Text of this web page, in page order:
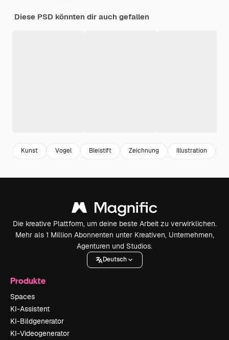
Diese PSD könnten dir auch gefallen
Kunst Vogel Bleistift Zeichnung Illustration
Die kreative Plattform, um deine beste Arbeit zu verwirklichen.
Mehr als 1 Million Abonnenten unter Kreativen, Unternehmen,
Agenturen und Studios.
Deutsch
Produkte
Spaces
KI-Assistent
KI-Bildgenerator
KI-Videogenerator